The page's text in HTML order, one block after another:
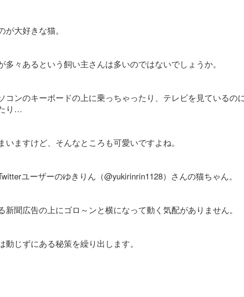
大好きな猫。
多々あるという飼い主さんは多いのではないでしょうか。
コンのキーボードの上に乗っちゃったり、テレビを見ているの
り…
いますけど、そんなところも可愛いですよね。
ユーザーのゆきりん（@yukirinrin1128）さんの猫ちゃん。
新聞広告の上にゴロ～ンと横になって動く気配がありません。
動じずにある秘策を繰り出します。